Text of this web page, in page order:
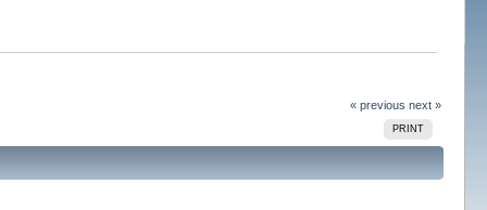
« previous next »
PRINT